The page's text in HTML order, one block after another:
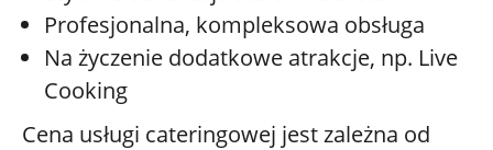
Profesjonalna, kompleksowa obsługa
Na życzenie dodatkowe atrakcje, np. Live
Cooking
Cena usługi cateringowej jest zależna od